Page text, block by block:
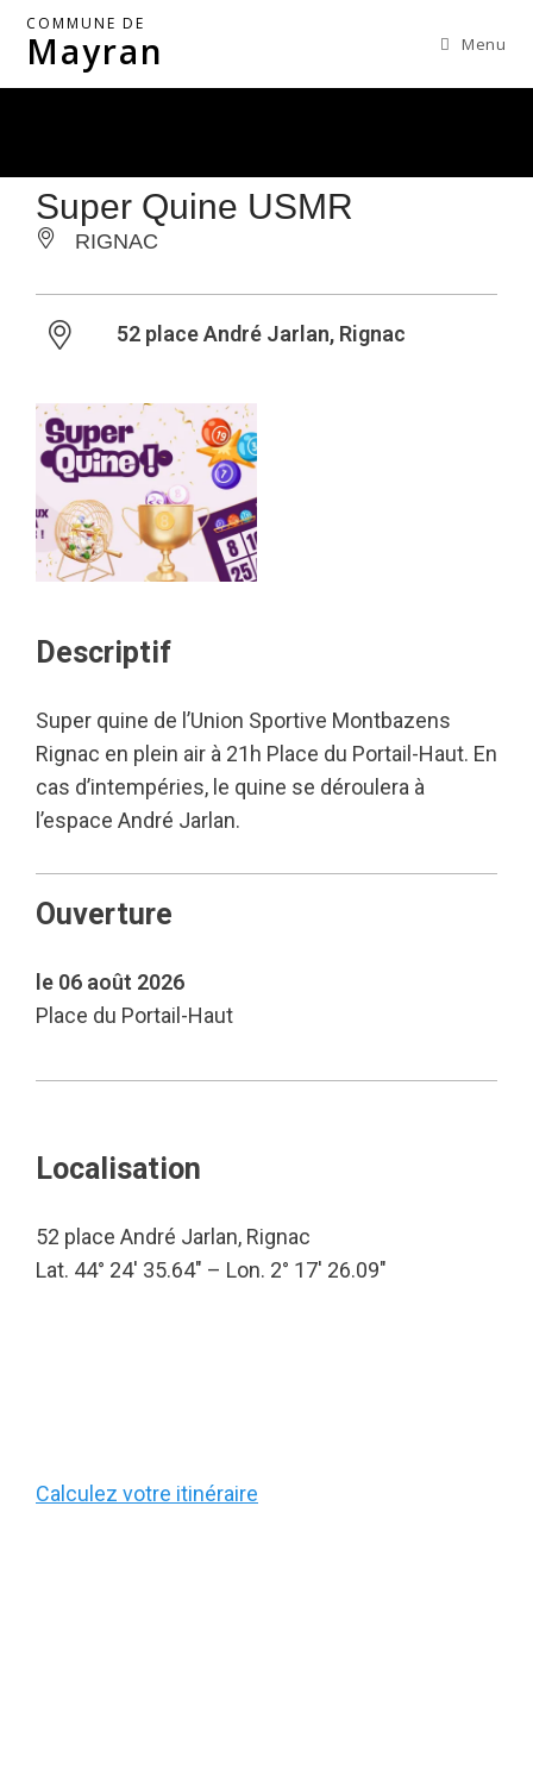
COMMUNE DE
Mayran Menu
Super Quine USMR
RIGNAC
52 place André Jarlan, Rignac
Descriptif
Super quine de l’Union Sportive Montbazens
Rignac en plein air à 21h Place du Portail-Haut. En
cas d’intempéries, le quine se déroulera à
l’espace André Jarlan.
Ouverture
le 06 août 2026
Place du Portail-Haut
Localisation
52 place André Jarlan, Rignac
Lat. 44° 24′ 35.64″ – Lon. 2° 17′ 26.09″
Calculez votre itinéraire